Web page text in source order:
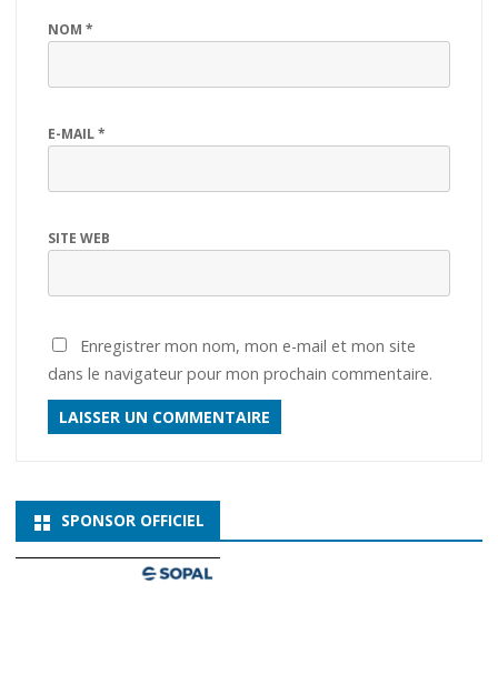
NOM *
E-MAIL*
SITE WEB
Enregistrer mon nom, mon e-mail et mon site
dans le navigateur pour mon prochain commentaire.
SPONSOR OFFICIEL